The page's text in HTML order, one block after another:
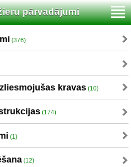
pārvadājumi
(376)
kravas (10)
(174)
(1)
(12)